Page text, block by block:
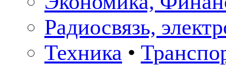
Радиосвязь,
Техника •